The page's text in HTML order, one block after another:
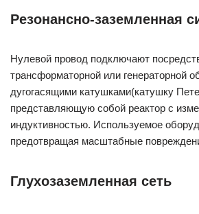
Резонансно-заземленная
Нулевой провод подключают
трансформаторной или генераторной
дугогасящими катушками(катушку
представляющую собой реактор с
индуктивностью. Используемое
предотвращая масштабные
Глухозаземленная сеть